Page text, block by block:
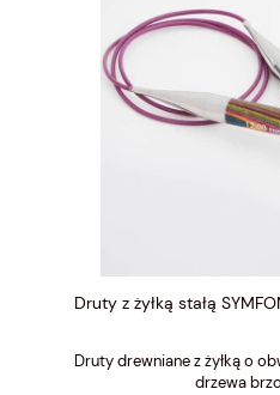
Druty z żyłką stałą
Druty drewniane z żyłką o
drzewa